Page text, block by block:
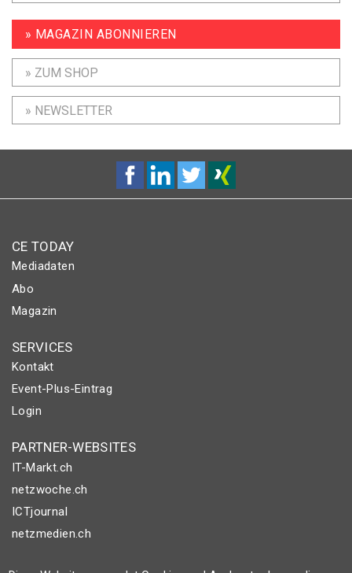
» MAGAZIN ABONNIEREN
» ZUM SHOP
» NEWSLETTER
CE TODAY
Mediadaten
Abo
Magazin
SERVICES
Kontakt
Event-Plus-Eintrag
Login
PARTNER-WEBSITES
IT-Markt.ch
netzwoche.ch
ICTjournal
netzmedien.ch